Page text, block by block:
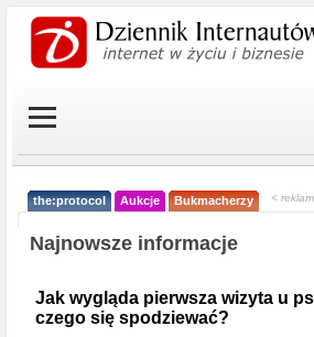
the:protocol Aukcje Bukmacherzy <
Najnowsze informacje
Jak wygląda pierwsza wizyta u
czego się spodziewać?